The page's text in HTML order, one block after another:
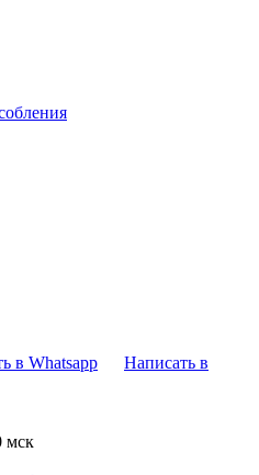
в Whatsapp
Написать в
мск